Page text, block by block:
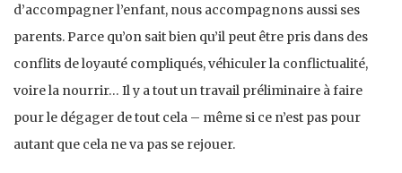
d’accompagner l’enfant, nous accompagnons aussi ses
parents. Parce qu’on sait bien qu’il peut être pris dans des
conflits de loyauté compliqués, véhiculer la conflictualité,
voire la nourrir… Il y a tout un travail préliminaire à faire
pour le dégager de tout cela – même si ce n’est pas pour
autant que cela ne va pas se rejouer.